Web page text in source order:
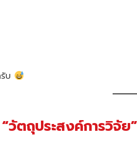
บ
ตถุประสงค์การวิจัย